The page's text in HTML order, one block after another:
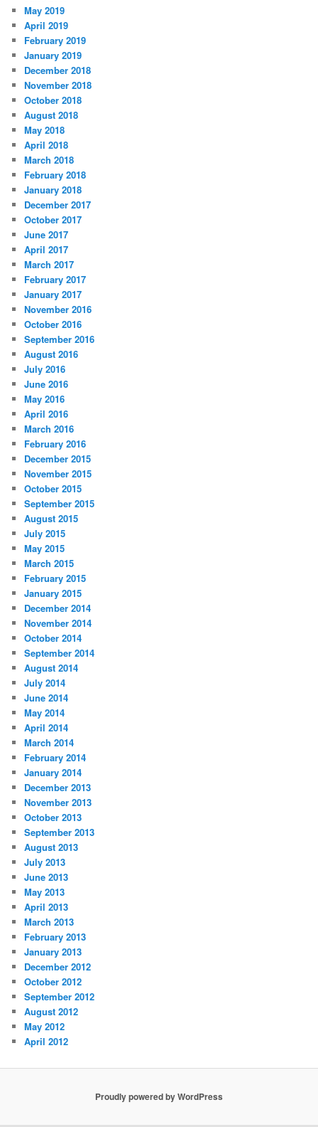
May 2019
April 2019
February 2019
January 2019
December 2018
November 2018
October 2018
August 2018
May 2018
April 2018
March 2018
February 2018
January 2018
December 2017
October 2017
June 2017
April 2017
March 2017
February 2017
January 2017
November 2016
October 2016
September 2016
August 2016
July 2016
June 2016
May 2016
April 2016
March 2016
February 2016
December 2015
November 2015
October 2015
September 2015
August 2015
July 2015
May 2015
March 2015
February 2015
January 2015
December 2014
November 2014
October 2014
September 2014
August 2014
July 2014
June 2014
May 2014
April 2014
March 2014
February 2014
January 2014
December 2013
November 2013
October 2013
September 2013
August 2013
July 2013
June 2013
May 2013
April 2013
March 2013
February 2013
January 2013
December 2012
October 2012
September 2012
August 2012
May 2012
April 2012
Proudly powered by WordPress